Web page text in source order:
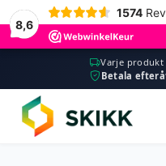
8,6
1574
Varje
Betala